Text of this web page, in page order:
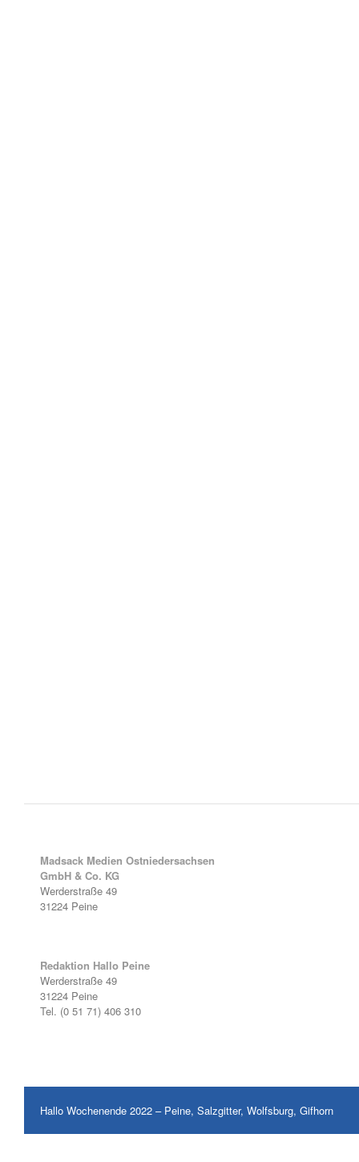
Madsack Medien Ostniedersachsen
GmbH & Co. KG
Werderstraße 49
31224 Peine
Redaktion Hallo Peine
Werderstraße 49
31224 Peine
Tel. (0 51 71) 406 310
Hallo Wochenende 2022 – Peine, Salzgitter, Wolfsburg, Gifhorn